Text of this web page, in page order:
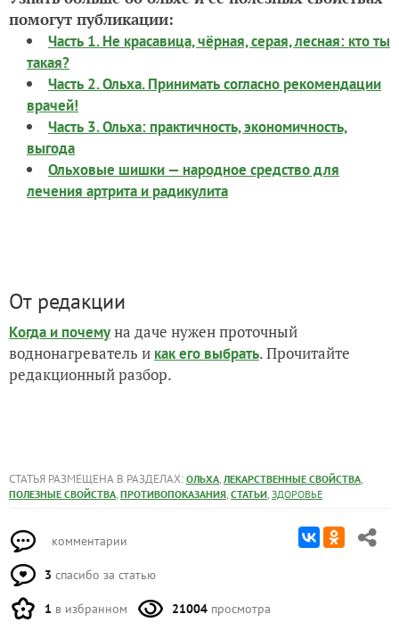
помогут публикации:
Часть 1. Не красавица, чёрная, серая, лесная: кто ты
такая?
Часть 2. Ольха. Принимать согласно рекомендации
врачей!
Часть 3. Ольха: практичность, экономичность,
выгода
Ольховые шишки — народное средство для
лечения артрита и радикулита
От редакции
Когда и почемуна даче нужен проточный
воднонагреватель и как его выбрать. Прочитайте
редакционный разбор.
СТАТЬЯ РАЗМЕЩЕНА В РАЗДЕЛАХ: ОЛЬХА, ЛЕКАРСТВЕННЫЕ СВОЙСТВА,
ПОЛЕЗНЫЕ СВОЙСТВА, ПРОТИВОПОКАЗАНИЯ, СТАТЬИ, ЗДОРОВЬЕ
комментарии
3 спасибо за статью
1 в избранном 21004 просмотра